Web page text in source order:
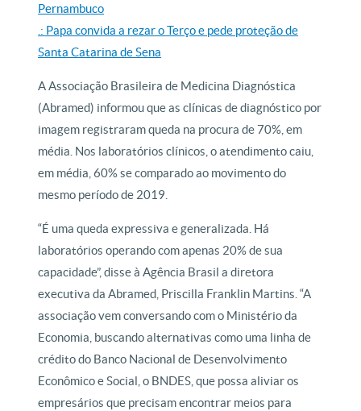
Pernambuco
.: Papa convida a rezar o Terço e pede proteção de
Santa Catarina de Sena
A Associação Brasileira de Medicina Diagnóstica
(Abramed) informou que as clínicas de diagnóstico por
imagem registraram queda na procura de 70%, em
média. Nos laboratórios clínicos, o atendimento caiu,
em média, 60% se comparado ao movimento do
mesmo período de 2019.
“É uma queda expressiva e generalizada. Há
laboratórios operando com apenas 20% de sua
capacidade”, disse à Agência Brasil a diretora
executiva da Abramed, Priscilla Franklin Martins. “A
associação vem conversando com o Ministério da
Economia, buscando alternativas como uma linha de
crédito do Banco Nacional de Desenvolvimento
Econômico e Social, o BNDES, que possa aliviar os
empresários que precisam encontrar meios para